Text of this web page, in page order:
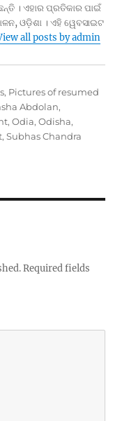
। ଏହାର ପ୍ରତିକାର ପାଇଁ
ଓଡ଼ିଶା । ଏହି ୱେବସାଇଟ
all posts by admin
, Pictures of resumed
Abdolan,
,Odia,Odisha,
,Subhas Chandra
Required fields